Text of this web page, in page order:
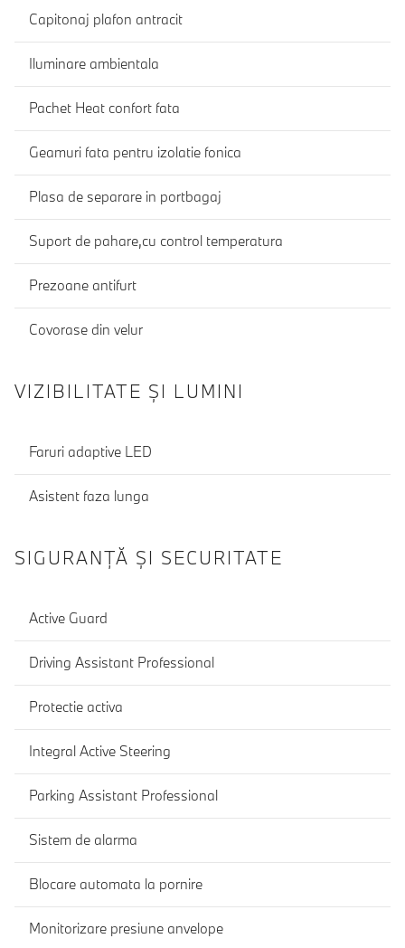
Capitonaj plafon antracit
Iluminare ambientala
Pachet Heat confort fata
Geamuri fata pentru izolatie fonica
Plasa de separare in portbagaj
Suport de pahare,cu control temperatura
Prezoane antifurt
Covorase din velur
VIZIBILITATE ȘI LUMINI
Faruri adaptive LED
Asistent faza lunga
SIGURANŢĂ ŞI SECURITATE
Active Guard
Driving Assistant Professional
Protectie activa
Integral Active Steering
Parking Assistant Professional
Sistem de alarma
Blocare automata la pornire
Monitorizare presiune anvelope